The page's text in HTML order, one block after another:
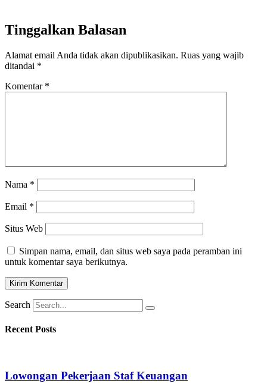
Tinggalkan Balasan
Alamat email Anda tidak akan dipublikasikan. Ruas yang wajib
ditandai *
Komentar *
Nama *
Email *
Situs Web
Simpan nama, email, dan situs web saya pada peramban ini
untuk komentar saya berikutnya.
Search
Recent Posts
Lowongan Pekerjaan Staf Keuangan